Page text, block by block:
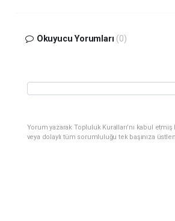
Okuyucu Yorumları (0)
Yorum yazarak Topluluk Kuralları’nı kabul
veya dolaylı tüm sorumluluğu tek başınıza